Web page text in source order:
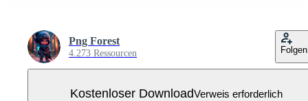
Png Forest
4.273 Ressourcen Folgen
Kostenloser DownloadVerweis erforderlich